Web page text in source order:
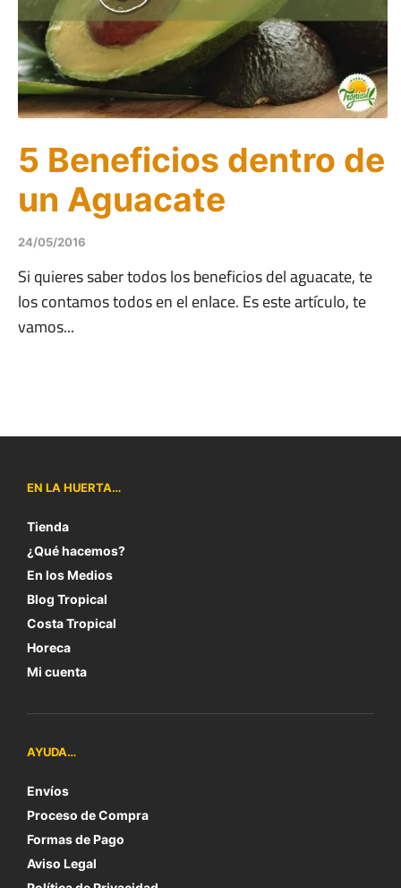
5 Beneficios dentro de
un Aguacate
24/05/2016
Si quieres saber todos los beneficios del aguacate, te
los contamos todos en el enlace. Es este artículo, te
vamos...
EN LA HUERTA…
Tienda
¿Qué hacemos?
En los Medios
Blog Tropical
Costa Tropical
Horeca
Mi cuenta
AYUDA…
Envíos
Proceso de Compra
Formas de Pago
Aviso Legal